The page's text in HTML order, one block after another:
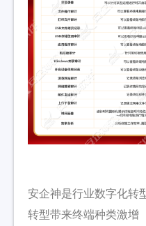
安企神是行业数字化转
转型带来终端种类激增